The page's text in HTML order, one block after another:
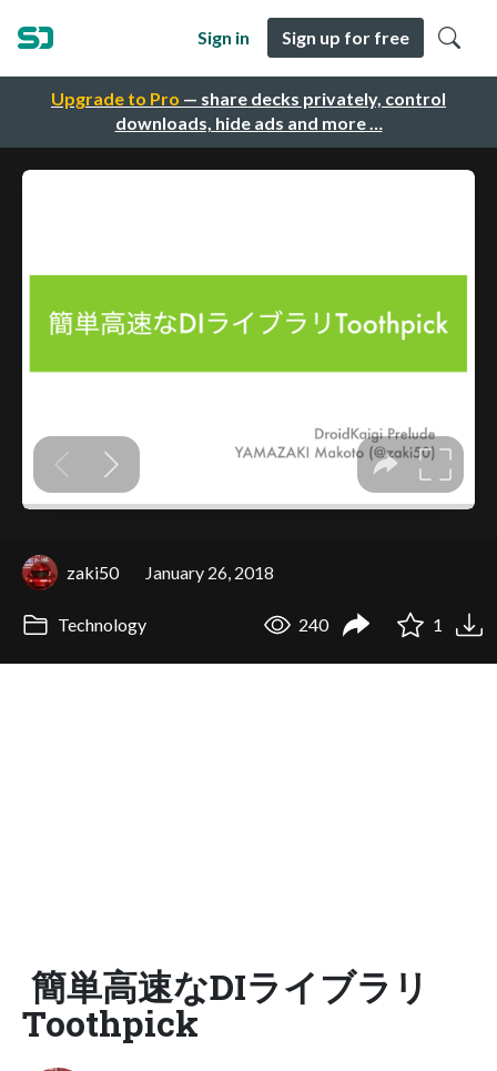
Upgrade to Pro — share decks privately, control
downloads, hide ads and more …
Sign in Sign up for free
zaki50 January 26, 2018
Technology 240 1
簡単高速なDIライブラリ
Toothpick